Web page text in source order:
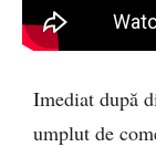
Imediat după
umplut de